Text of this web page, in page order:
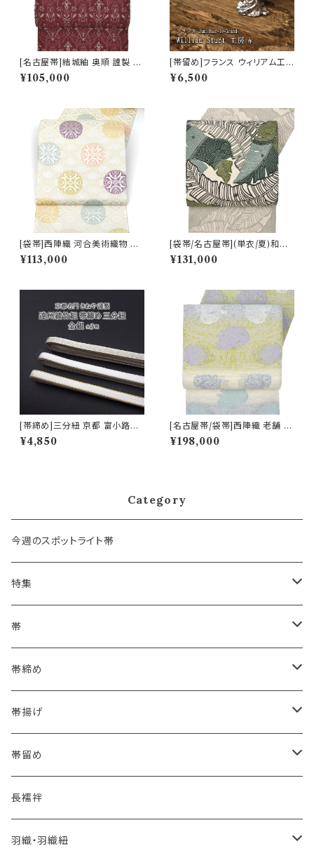
[名古屋帯]結城紬 奥順 謹製 型
紙捺染絣 装飾華文 八寸帯 正絹
日本製(商品番号:22496)
¥105,000
[帯留め]フランス ウィリアム工
房 謹製『象と妖精』錫/ファイン
ピューター(商品番号:19342)
¥6,500
[袋帯]西陣織 河合美術織物 謹
製 唐織り 能寿新小葵唐花丸文
(白銀ベース)正絹 日本製(商品
¥113,000
[袋帯/名古屋帯](単衣/夏)和染
紅型 栗山吉三郎 謹製 芭蕉葉
本麻 日本製(商品番号:22388)
¥131,000
[帯締め]三分紐 京都 富小路き
ねや 謹製 遠州綾竹組み 金銀
日本製(商品番号:9768)
¥4,850
[名古屋帯/袋帯]西陣織 老舗 京
藝 謹製 ヴィクトリア・デザイン
天然石糸 子猫鍵しっぽ 九寸帯
¥198,000
Category
今週のスポットライト帯
特集
浴衣にも！夏の帯揚げ
海のいろ ～sea-green～
格ある夏の名古屋帯（都の絽綴れ）
おとなの浴衣(有松 鳴海絞り)
自宅で洗える！本麻長襦袢
憧れの高級カジュアル帯
帯
- 博多帯
夏・単衣用(夏帯)
- 西陣織
夏・単衣用(夏帯)
- 紬帯・自然布
- 琉球帯
- 染め帯
帯締め
- おびやオリジナル
- 細平唐組 (7mmスリム帯締め)
- 田中節子
帯揚げ
- おびやオリジナル
- 京都 三浦清商店
- 大津工房 荒尾ちどり
帯留め
-おびやオリジナル
長襦袢
羽織・羽織紐